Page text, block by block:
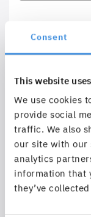
Consent
This website
We use cookies
provide social
traffic. We also
our site with our
analytics
information that
they’ve
Straße,
Postleitzahl*
Stadt*